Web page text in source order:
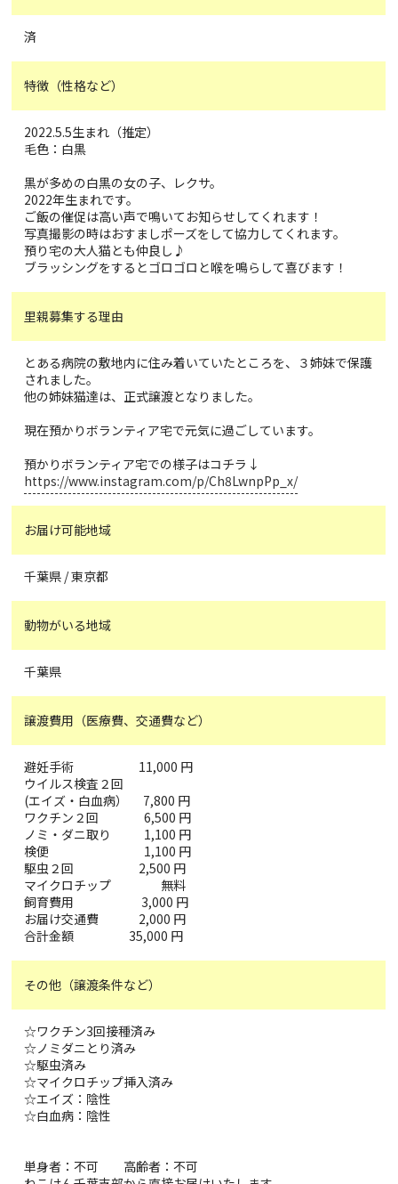
済
特徴（性格など）
2022.5.5生まれ（推定）
毛色：白黒
黒が多めの白黒の女の子、レクサ。
2022年生まれです。
ご飯の催促は高い声で鳴いてお知らせしてくれます！
写真撮影の時はおすましポーズをして協力してくれます。
預り宅の大人猫とも仲良し♪
ブラッシングをするとゴロゴロと喉を鳴らして喜びます！
里親募集する理由
とある病院の敷地内に住み着いていたところを、３姉妹で保護
されました。
他の姉妹猫達は、正式譲渡となりました。
現在預かりボランティア宅で元気に過ごしています。
預かりボランティア宅での様子はコチラ↓
https://www.instagram.com/p/Ch8LwnpPp_x/
お届け可能地域
千葉県 / 東京都
動物がいる地域
千葉県
譲渡費用（医療費、交通費など）
避妊手術 11,000 円
ウイルス検査２回
(エイズ・白血病） 7,800 円
ワクチン２回 6,500 円
ノミ・ダニ取り 1,100 円
検便 1,100 円
駆虫２回 2,500 円
マイクロチップ 無料
飼育費用 3,000 円
お届け交通費 2,000 円
合計金額 35,000 円
その他（譲渡条件など）
☆ワクチン3回接種済み
☆ノミダニとり済み
☆駆虫済み
☆マイクロチップ挿入済み
☆エイズ：陰性
☆白血病：陰性
単身者：不可 高齢者：不可